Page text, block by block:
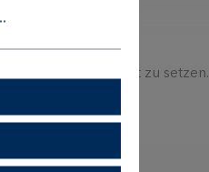
farblichen Akzent zu setzen.